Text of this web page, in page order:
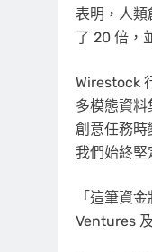
表明，人類
了 20 倍，
Wirestock
多模態資
創意任務時
我們始終堅
「這筆資
Ventures